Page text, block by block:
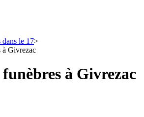
dans le 17
à Givrezac
à Givrezac